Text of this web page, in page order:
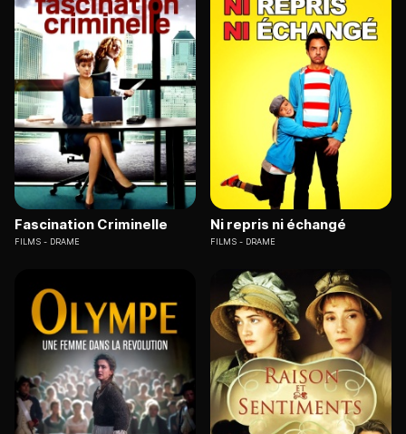
Fascination Criminelle
FILMS DRAME
Ni repris ni échangé
FILMS DRAME